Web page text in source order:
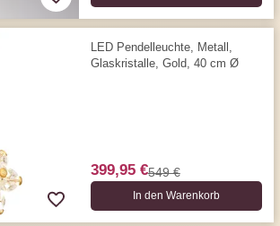
LED Pendelleuchte, Metall,
Glaskristalle, Gold, 40 cm Ø
399,95 €549 €
In den Warenkorb